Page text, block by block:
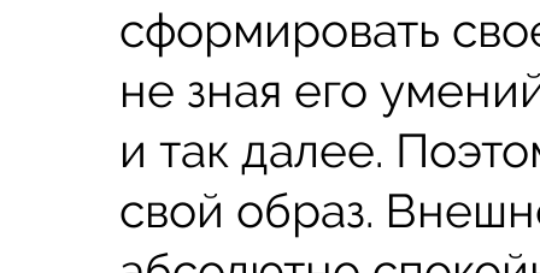
сформировать
не зная его
и так далее.
свой образ.